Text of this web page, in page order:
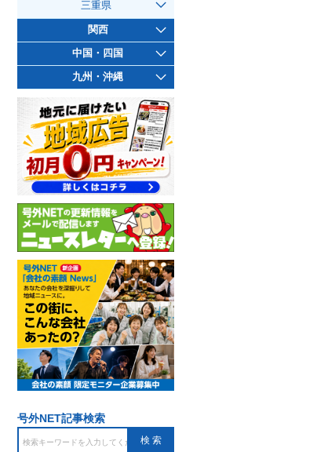
三重県
関西
中国・四国
九州・沖縄
号外NET記事検索